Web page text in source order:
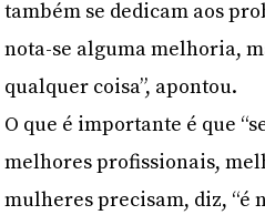
também se dedicam aos
nota-se alguma melhoria,
qualquer coisa”, apontou.
O que é importante é que
melhores profissionais,
mulheres precisam, diz, “é